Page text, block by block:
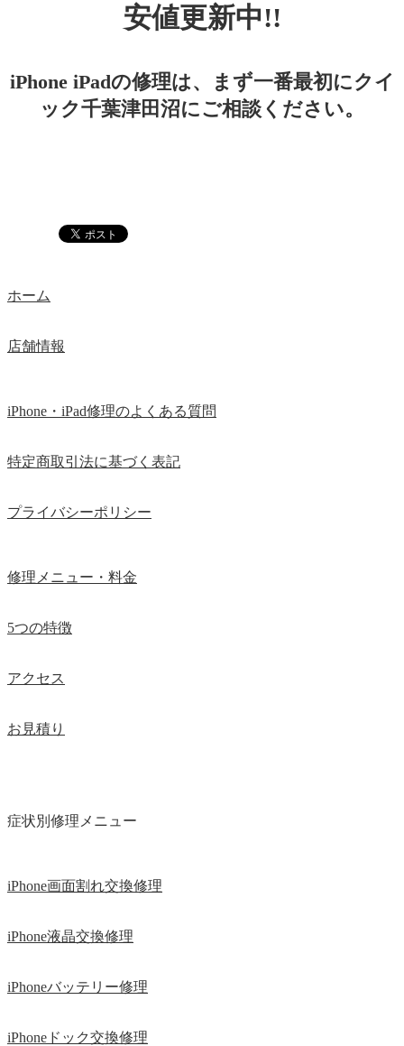
安値更新中!!
iPhone iPadの修理は、まず一番最初にクイ
ック千葉津田沼にご相談ください。
ホーム
店舗情報
iPhone・iPad修理のよくある質問
特定商取引法に基づく表記
プライバシーポリシー
修理メニュー・料金
5つの特徴
アクセス
お見積り
症状別修理メニュー
iPhone画面割れ交換修理
iPhone液晶交換修理
iPhoneバッテリー修理
iPhoneドック交換修理